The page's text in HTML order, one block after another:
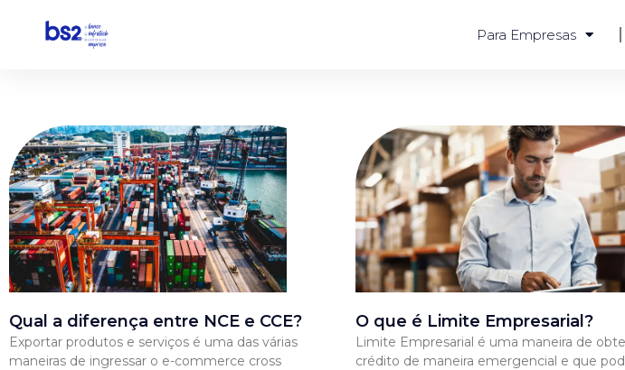
conteúdo
Para Empresas
Qual a diferença entre NCE e CCE?
Exportar produtos e serviços é uma das várias
maneiras de ingressar o e-commerce cross
O que é Limite Empresarial?
Limite Empresarial é uma maneira de
crédito de maneira emergencial e que